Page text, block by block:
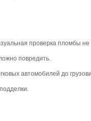
проверка пломбы
повредить.
автомобилей до